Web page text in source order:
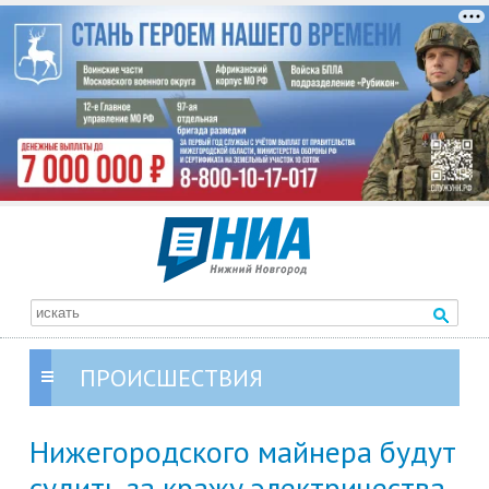
ПРОИСШЕСТВИЯ
Нижегородского майнера будут